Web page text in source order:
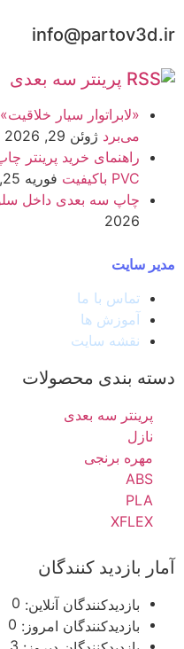
info@partov3d.ir
پرینتر سه بعدی
«لابراتوار سیار
می‌برد ژوئن 29, 2026
PVC باکیفیت
فوریه 25, 2026
چاپ سه بعدی داخل
2026
مدیر سایت
تماس با ما
آموزش ها
نقشه سایت
دسته بندی محصولات
پرینتر سه بعدی
نازل
مهره برنجی
ABS
PLA
XFLEX
آمار بازدید کنندگان
بازدیدکنندگان آنلاین: 0
بازدیدکنندگان امروز: 0